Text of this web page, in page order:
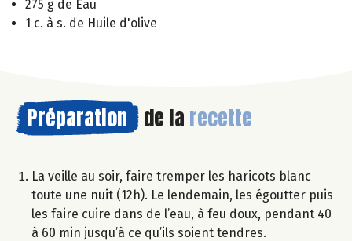
275 g de Eau
1 c. à s. de Huile d'olive
Préparation de la recette
La veille au soir, faire tremper les haricots blanc
toute une nuit (12h). Le lendemain, les égoutter puis
les faire cuire dans de l’eau, à feu doux, pendant 40
à 60 min jusqu’à ce qu’ils soient tendres.